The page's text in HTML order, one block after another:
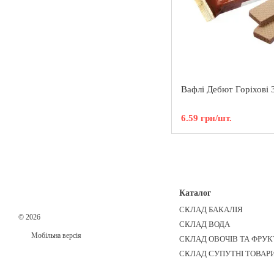
Вафлі Дебют
6.59 грн/шт.
© 2026
Мобільна версія
Каталог
СКЛАД БАКАЛІЯ
СКЛАД ВОДА
СКЛАД ОВОЧІВ ТА
СКЛАД СУПУТНІ